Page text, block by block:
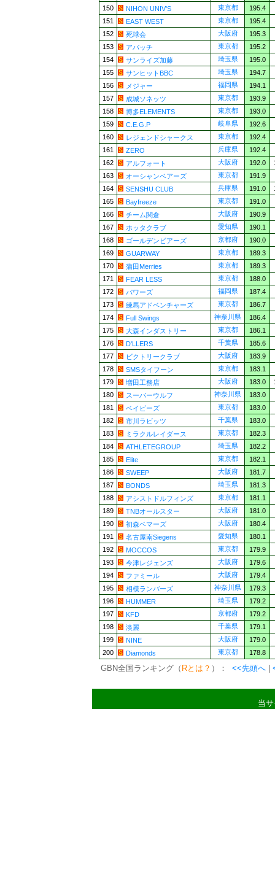
150
NIHON UNIV'S 東京都
195.4
151
EAST WEST 東京都
195.4
152
死球会 大阪府
195.3
153
アパッチ 東京都
195.2
154
サンライズ加藤 埼玉県
195.0
155
サンヒットBBC 埼玉県
194.7
156
メジャー 福岡県
194.1
157
成城ソネッツ 東京都
193.9
158
博多ELEMENTS 東京都
193.0
159
C.E.G.P 岐阜県
192.6
160
レジェンドシャークス 東京都
192.4
161
ZERO 兵庫県
192.4
162
アルフォート 大阪府 192.0
163
オーシャンベアーズ 東京都
191.9
164
SENSHU CLUB 兵庫県 191.0
165
Bayfreeze 東京都
191.0
166
チーム関倉 大阪府
190.9
167
ホッタクラブ 愛知県
190.1
168
ゴールデンビアーズ 京都府
190.0
169
GUARWAY 東京都
189.3
170
蒲田Merries 東京都
189.3
171
FEAR LESS 東京都
188.0
172
パワーズ 福岡県
187.4
173
練馬アドベンチャーズ 東京都
186.7
174
Full Swings 神奈川県
186.4
175
大森インダストリー 東京都
186.1
176
D'LLERS 千葉県
185.6
177
ビクトリークラブ 大阪府
183.9
178
SMSタイフーン 東京都
183.1
179
増田工務店 大阪府 183.0
180
スーパーウルフ 神奈川県
183.0
181
ベイビーズ 東京都
183.0
182
市川ラビッツ 千葉県
183.0
183
ミラクルレイダース 東京都
182.3
184
ATHLETEGROUP 埼玉県
182.2
185
Elite 東京都
182.1
186
SWEEP 大阪府
181.7
187
BONDS 埼玉県
181.3
188
アシストドルフィンズ 東京都
181.1
189
TNBオールスター 大阪府
181.0
190
初森ベマーズ 大阪府
180.4
191
名古屋南Siegens 愛知県
180.1
192
MOCCOS 東京都
179.9
193
今津レジェンズ 大阪府
179.6
194
ファミール 大阪府
179.4
195
相模ランバーズ 神奈川県
179.3
196
HUMMER 埼玉県
179.2
197
KFD 京都府
179.2
198
淡麗 千葉県
179.1
199
NINE 大阪府
179.0
200
Diamonds 東京都 178.8
GBN全国ランキング（ Rとは？ ）： <<先頭へ
当